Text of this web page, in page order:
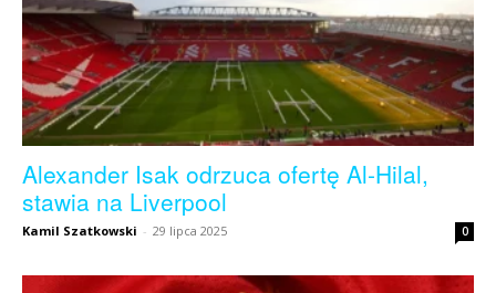
Alexander Isak odrzuca ofertę Al-Hilal,
stawia na Liverpool
Kamil Szatkowski - 29 lipca 2025 0